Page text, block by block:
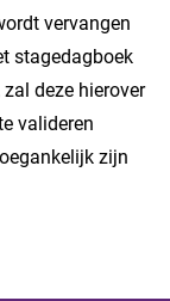
vervangen
stagedagboek
deze hierover
valideren
zijn